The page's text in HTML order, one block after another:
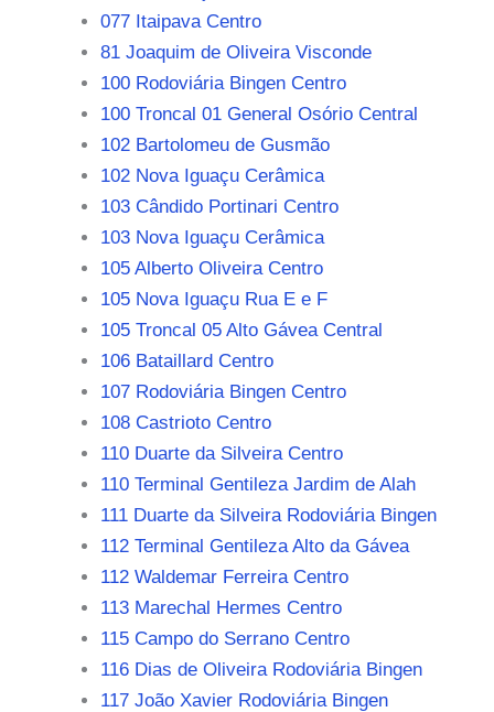
077 Itaipava Centro
81 Joaquim de Oliveira Visconde
100 Rodoviária Bingen Centro
100 Troncal 01 General Osório Central
102 Bartolomeu de Gusmão
102 Nova Iguaçu Cerâmica
103 Cândido Portinari Centro
103 Nova Iguaçu Cerâmica
105 Alberto Oliveira Centro
105 Nova Iguaçu Rua E e F
105 Troncal 05 Alto Gávea Central
106 Bataillard Centro
107 Rodoviária Bingen Centro
108 Castrioto Centro
110 Duarte da Silveira Centro
110 Terminal Gentileza Jardim de Alah
111 Duarte da Silveira Rodoviária Bingen
112 Terminal Gentileza Alto da Gávea
112 Waldemar Ferreira Centro
113 Marechal Hermes Centro
115 Campo do Serrano Centro
116 Dias de Oliveira Rodoviária Bingen
117 João Xavier Rodoviária Bingen